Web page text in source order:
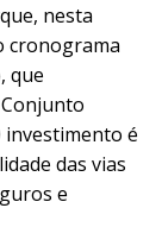
nesta
cronograma
que
investimento é
das vias
e